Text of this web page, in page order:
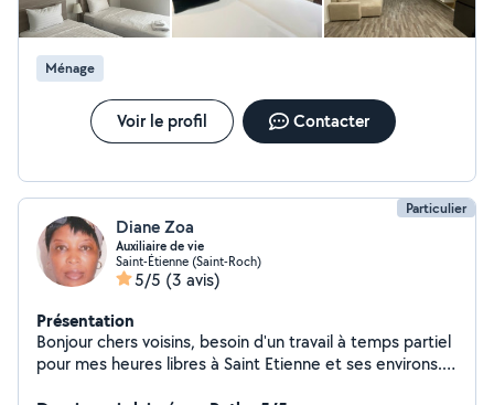
Ménage
Voir le profil Contacter
Particulier
Diane Zoa
Auxiliaire de vie
Saint-Étienne (Saint-Roch)
5/5 (3 avis)
Présentation
Bonjour chers voisins, besoin d'un travail à temps partiel
pour mes heures libres à Saint Etienne et ses environs.